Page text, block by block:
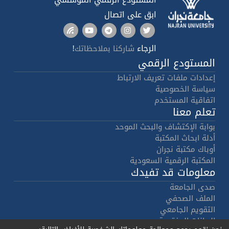
ابق على اتصال
الرجاء شاركنا بملاحظاتك!
المستودع الرقمي
إعدادات ملفات تعريف الارتباط
سياسة الخصوصية
اتفاقية المستخدم
تعلم معنا
بوابة الإكتشاف والبحث الموحد
أدلة ابحاث المكتبة
أوباك مكتبة نجران
المكتبة الرقمية السعودية
معلومات قد تفيدك
صدى الجامعة
الملف الصحفي
التقويم الجامعي
البيانات المفتوحة